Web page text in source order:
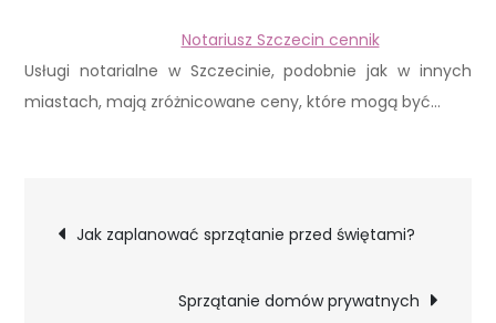
Notariusz Szczecin cennik
Usługi notarialne w Szczecinie, podobnie jak w innych
miastach, mają zróżnicowane ceny, które mogą być…
Nawigacja
wpisu
Jak zaplanować sprzątanie przed świętami?
Sprzątanie domów prywatnych